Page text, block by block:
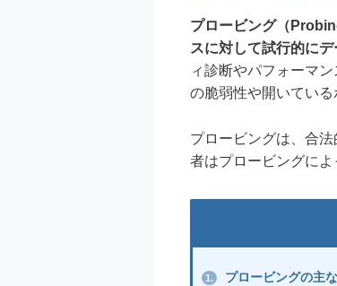
プロービング（
スに対して試行的に
ィ診断やパフォーマ
の脆弱性や開いている
プロービングは、合
者はプロービングに
1. プロービングの主